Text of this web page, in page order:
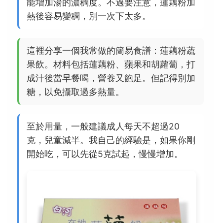
熱後容易變稠，別一次下太多。
這裡分享一個我常做的簡易食譜：蓮藕粉蔬
果飲。材料包括蓮藕粉、蘋果和胡蘿蔔，打
成汁後當早餐喝，營養又飽足。但記得別加
糖，以免攝取過多熱量。
至於用量，一般建議成人每天不超過20
克，兒童減半。我自己的經驗是，如果你剛
開始吃，可以先從5克試起，慢慢增加。